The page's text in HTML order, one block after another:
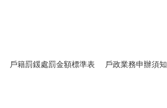
戶籍罰鍰處罰金額標準表 戶政業務申辦須知